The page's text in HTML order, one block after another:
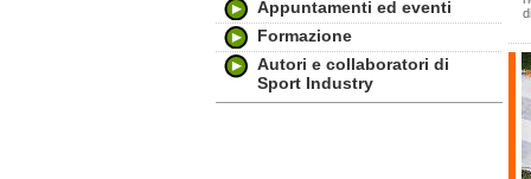
Appuntamenti ed eventi
Formazione
Autori e collaboratori di
Sport Industry